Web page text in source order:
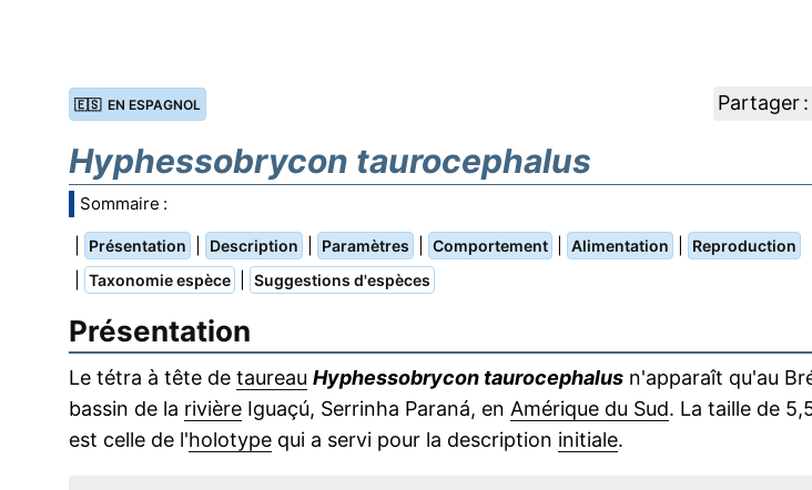
🇪🇸 EN ESPAGNOL Partager
Hyphessobrycon taurocephalus
Sommaire :
Présentation Description Paramètres Comportement Alimentation Reproduction
Taxonomie espèce Suggestions d'espèces
Présentation
Le tétra à tête de taureau Hyphessobrycon taurocephalus n'apparaît qu'au
bassin de la rivière Iguaçú, Serrinha Paraná, en Amérique du Sud. La taille de
est celle de l'holotype qui a servi pour la description initiale.